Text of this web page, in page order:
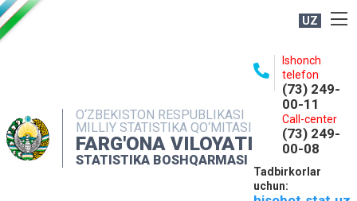
UZ
O‘ZBEKISTON RESPUBLIKASI
MILLIY STATISTIKA QO‘MITASI
FARG'ONA VILOYATI
STATISTIKA BOSHQARMASI
Ishonch
telefon
(73) 249-
00-11
Call-center
(73) 249-
00-08
Tadbirkorlar
uchun:
NASHRLAR
INTERAKTIV XIZMATLAR
MATBUOT XIZMATI